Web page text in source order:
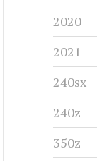
2020
2021
240sx
240z
350z